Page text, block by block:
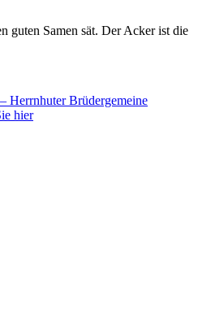
guten Samen sät. Der Acker ist die
Herrnhuter Brüdergemeine
hier